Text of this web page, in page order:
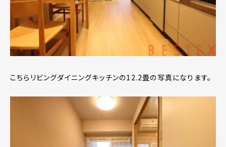
こちらリビングダイニングキッチンの12.2畳の写真になります。